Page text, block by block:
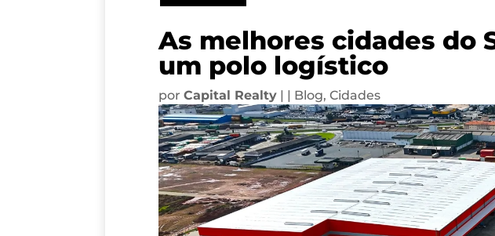
As melhores cidades do
um polo logístico
por Capital Realty| | Blog, Cidades